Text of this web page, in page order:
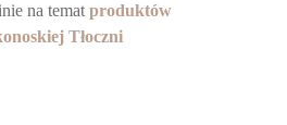
na temat produktów
Tłoczni